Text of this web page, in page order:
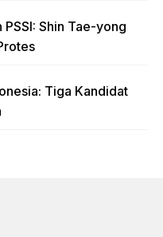
Shin Tae-yong
Tiga Kandidat